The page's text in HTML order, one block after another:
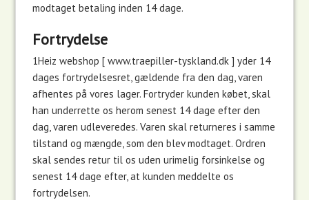
modtaget betaling inden 14 dage.
Fortrydelse
1Heiz webshop [ www.traepiller-tyskland.dk ] yder 14
dages fortrydelsesret, gældende fra den dag, varen
afhentes på vores lager. Fortryder kunden købet, skal
han underrette os herom senest 14 dage efter den
dag, varen udleveredes. Varen skal returneres i samme
tilstand og mængde, som den blev modtaget. Ordren
skal sendes retur til os uden urimelig forsinkelse og
senest 14 dage efter, at kunden meddelte os
fortrydelsen.